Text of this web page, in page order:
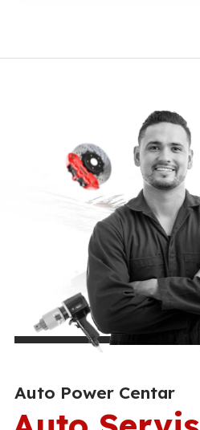
Auto Power Centar